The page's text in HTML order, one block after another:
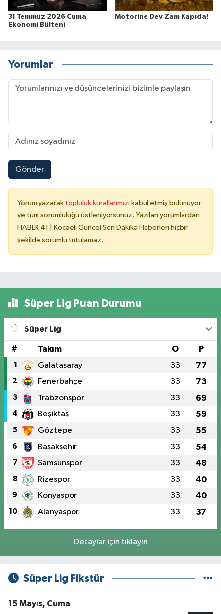
31 Temmuz 2026 Cuma
Ekonomi Bülteni
Motorine Dev Zam Kapıda!
Yorumlar
Gönder
Yorum yazarak topluluk kurallarımızı kabul etmiş bulunuyor
ve tüm sorumluluğu üstleniyorsunuz. Yazılan yorumlardan
HABER 41 | Kocaeli Güncel Son Dakika Haberleri hiçbir
şekilde sorumlu tutulamaz.
Süper Lig Puan Durumu
Süper Lig
# Takım O P
1 Galatasaray 33 77
2 Fenerbahçe 33 73
3 Trabzonspor 33 69
4 Beşiktaş 33 59
5 Göztepe 33 55
6 Başakşehir 33 54
7 Samsunspor 33 48
8 Rizespor 33 40
9 Konyaspor 33 40
10 Alanyaspor 33 37
Detaylar için tıklayın
Süper Lig Fikstür
15 Mayıs, Cuma